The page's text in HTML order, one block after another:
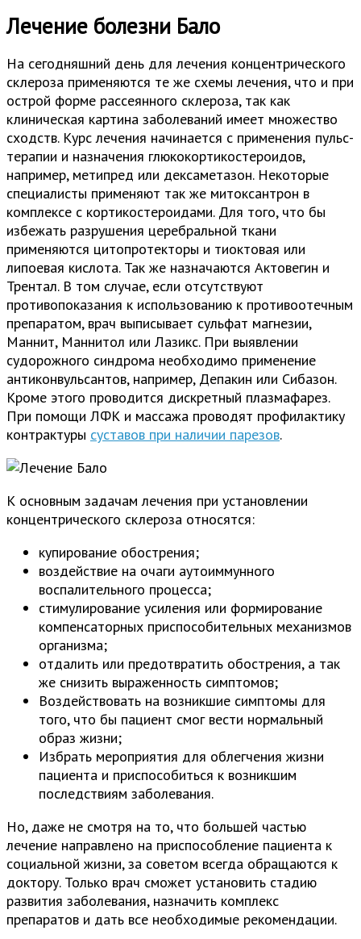
Лечение болезни Бало
На сегодняшний день для лечения концентрического
склероза применяются те же схемы лечения, что и при
острой форме рассеянного склероза, так как
клиническая картина заболеваний имеет множество
сходств. Курс лечения начинается с применения пульс-
терапии и назначения глюкокортикостероидов,
например, метипред или дексаметазон. Некоторые
специалисты применяют так же митоксантрон в
комплексе с кортикостероидами. Для того, что бы
избежать разрушения церебральной ткани
применяются цитопротекторы и тиоктовая или
липоевая кислота. Так же назначаются Актовегин и
Трентал. В том случае, если отсутствуют
противопоказания к использованию к противоотечным
препаратом, врач выписывает сульфат магнезии,
Маннит, Маннитол или Лазикс. При выявлении
судорожного синдрома необходимо применение
антиконвульсантов, например, Депакин или Сибазон.
Кроме этого проводится дискретный плазмафарез.
При помощи ЛФК и массажа проводят профилактику
контрактуры суставов при наличии парезов.
К основным задачам лечения при установлении
концентрического склероза относятся:
купирование обострения;
воздействие на очаги аутоиммунного
воспалительного процесса;
стимулирование усиления или формирование
компенсаторных приспособительных механизмов
организма;
отдалить или предотвратить обострения, а так
же снизить выраженность симптомов;
Воздействовать на возникшие симптомы для
того, что бы пациент смог вести нормальный
образ жизни;
Избрать мероприятия для облегчения жизни
пациента и приспособиться к возникшим
последствиям заболевания.
Но, даже не смотря на то, что большей частью
лечение направлено на приспособление пациента к
социальной жизни, за советом всегда обращаются к
доктору. Только врач сможет установить стадию
развития заболевания, назначить комплекс
препаратов и дать все необходимые рекомендации.